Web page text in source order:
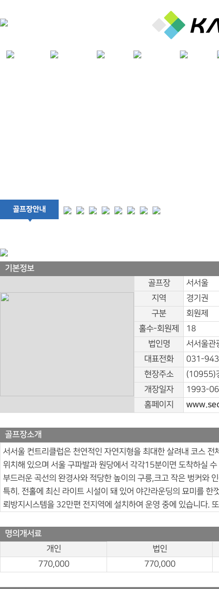
기본정보
골프장
서서울
지역
경기권
구분
회원제
홀수-회원제
18
법인명
서서울관
대표전화
031-
현장주소
(10955)
개장일자
1993-
홈페이지
골프장소개
서서울 컨트리클럽은 천연적인 자연지형을 최대한 살려내 코스
위치해 있으며 서울 구파발과 원당에서 각각15분이면 도착하실
부드러운 곡선의 완경사와 적당한 높이의 구릉,크고 작은 벙커와
특히. 전홀에 최신 라이트 시설이 돼 있어 야간라운딩의 묘미를
뢰방지시스템을 32만편 전지역에 설치하여 운영 중에 있습니다.
명의개서료
개인
법인
770,000
770,000